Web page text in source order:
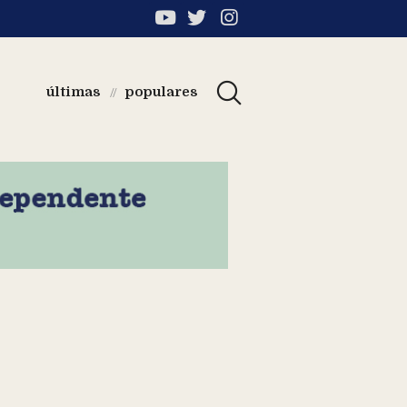
últimas // populares